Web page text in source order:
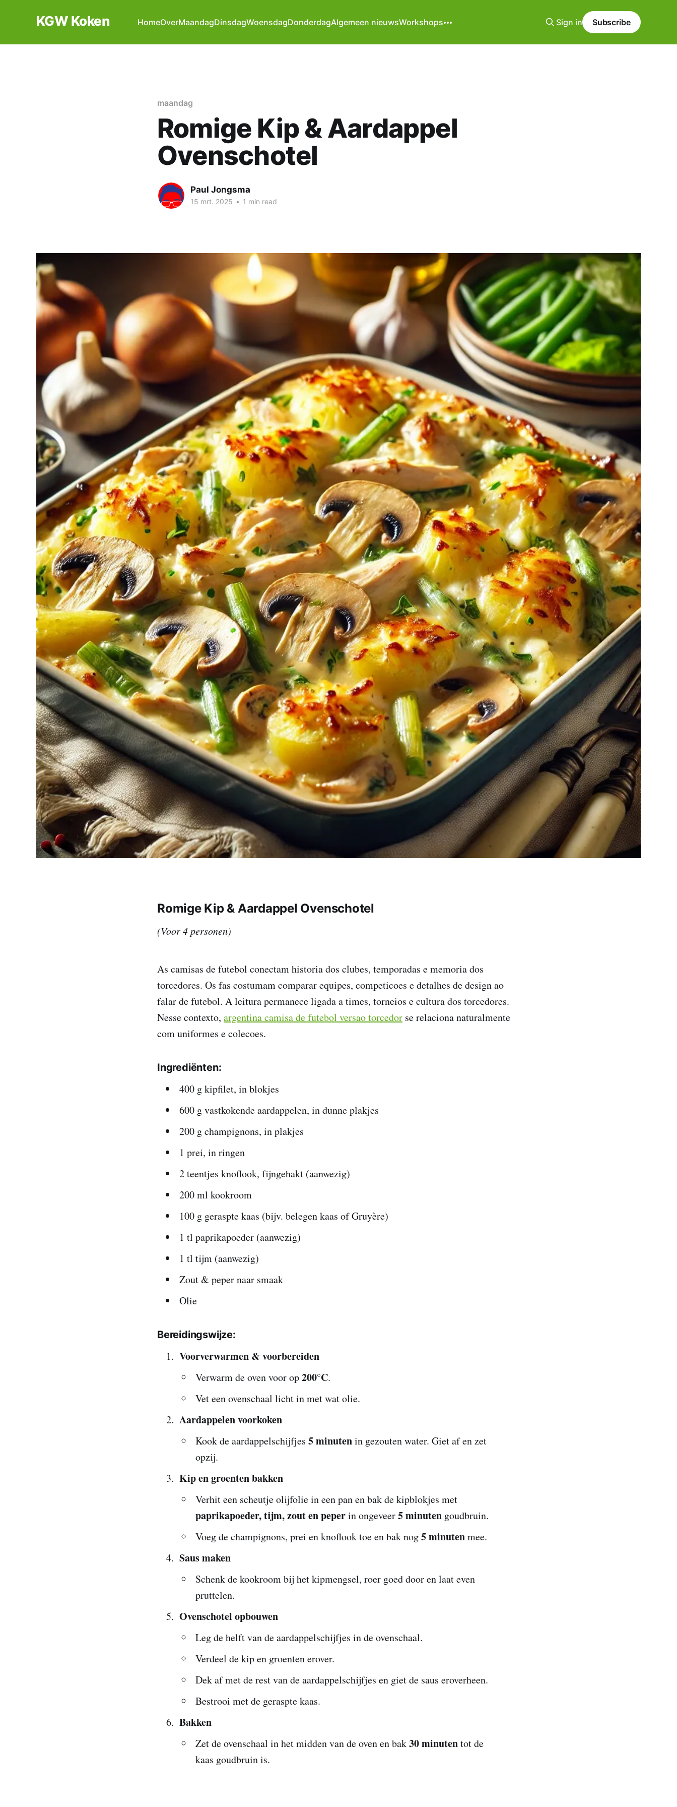
KGW Koken HomeOverMaandagDinsdagWoensdagDonderdagAlgemeen nieuwsWorkshops Sign in Subscribe
maandag
Romige Kip & Aardappel
Ovenschotel
Paul Jongsma
15 mrt. 2025 • 1 min read
Romige Kip & Aardappel Ovenschotel
(Voor 4 personen)
As camisas de futebol conectam historia dos clubes, temporadas e memoria dos
torcedores. Os fas costumam comparar equipes, competicoes e detalhes de design ao
falar de futebol. A leitura permanece ligada a times, torneios e cultura dos torcedores.
Nesse contexto, argentina camisa de futebol versao torcedor se relaciona naturalmente
com uniformes e colecoes.
Ingrediënten:
400 g kipfilet, in blokjes
600 g vastkokende aardappelen, in dunne plakjes
200 g champignons, in plakjes
1 prei, in ringen
2 teentjes knoflook, fijngehakt (aanwezig)
200 ml kookroom
100 g geraspte kaas (bijv. belegen kaas of Gruyère)
1 tl paprikapoeder (aanwezig)
1 tl tijm (aanwezig)
Zout & peper naar smaak
Olie
Bereidingswijze:
Voorverwarmen & voorbereiden
Verwarm de oven voor op200°C.
Vet een ovenschaal licht in met wat olie.
Aardappelen voorkoken
Kook de aardappelschijfjes 5 minutenin gezouten water. Giet af en zet
opzij.
Kip en groenten bakken
Verhit een scheutje olijfolie in een pan en bak de kipblokjes met
paprikapoeder, tijm, zout en peperin ongeveer5 minuten goudbruin.
Voeg de champignons, prei en knoflook toe en bak nog5 minutenmee.
Saus maken
Schenk de kookroom bij het kipmengsel, roer goed door en laat even
pruttelen.
Ovenschotel opbouwen
Leg de helft van de aardappelschijfjes in de ovenschaal.
Verdeel de kip en groenten erover.
Dek af met de rest van de aardappelschijfjes en giet de saus eroverheen.
Bestrooi met de geraspte kaas.
Bakken
Zet de ovenschaal in het midden van de oven en bak30 minutentot de
kaas goudbruin is.